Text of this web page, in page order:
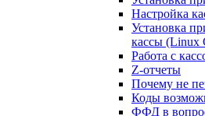
Настройка
Установка
кассы (Linux
Работа с
Z-отчеты
Почему не
Коды
ФФД в